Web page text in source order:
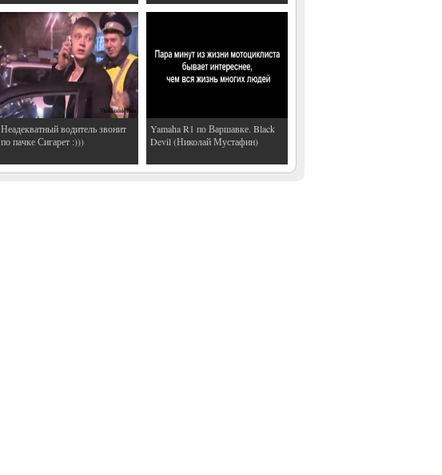
Неадекватный водитель звонит
по пачке Сигарет :)))
Yamaha R1 по Варшавке. Black
Devil (Николай Мустафин)